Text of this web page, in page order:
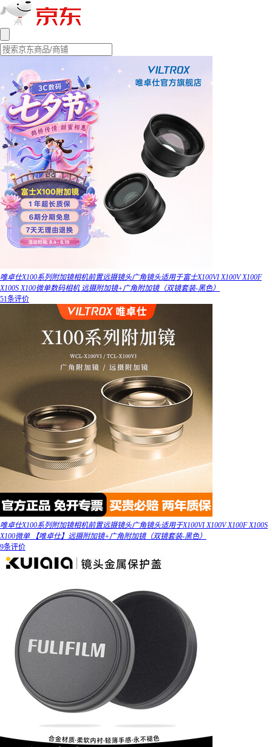
唯卓仕X100系列附加镜相机前置远摄镜头广角镜头适用于富士X100VI X100V X100F
X100S X100微单数码相机 远摄附加镜+广角附加镜（双镜套装-黑色）
51条评价
唯卓仕X100系列附加镜相机前置远摄镜头广角镜头适用于X100VI X100V X100F X100S
X100微单 【唯卓仕】远摄附加镜+广角附加镜（双镜套装-黑色）
9条评价